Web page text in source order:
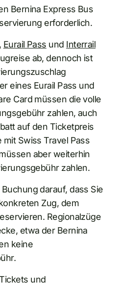
Bernina Express Bus
erforderlich.
Eurail Pass und Interrail
ab, dennoch ist
eines Eurail Pass und
Card müssen die volle
zahlen, auch
auf den Ticketpreis
mit Swiss Travel Pass
aber weiterhin
zahlen.
darauf, dass Sie
Zug, dem
Regionalzüge
etwa der Bernina
keine
und